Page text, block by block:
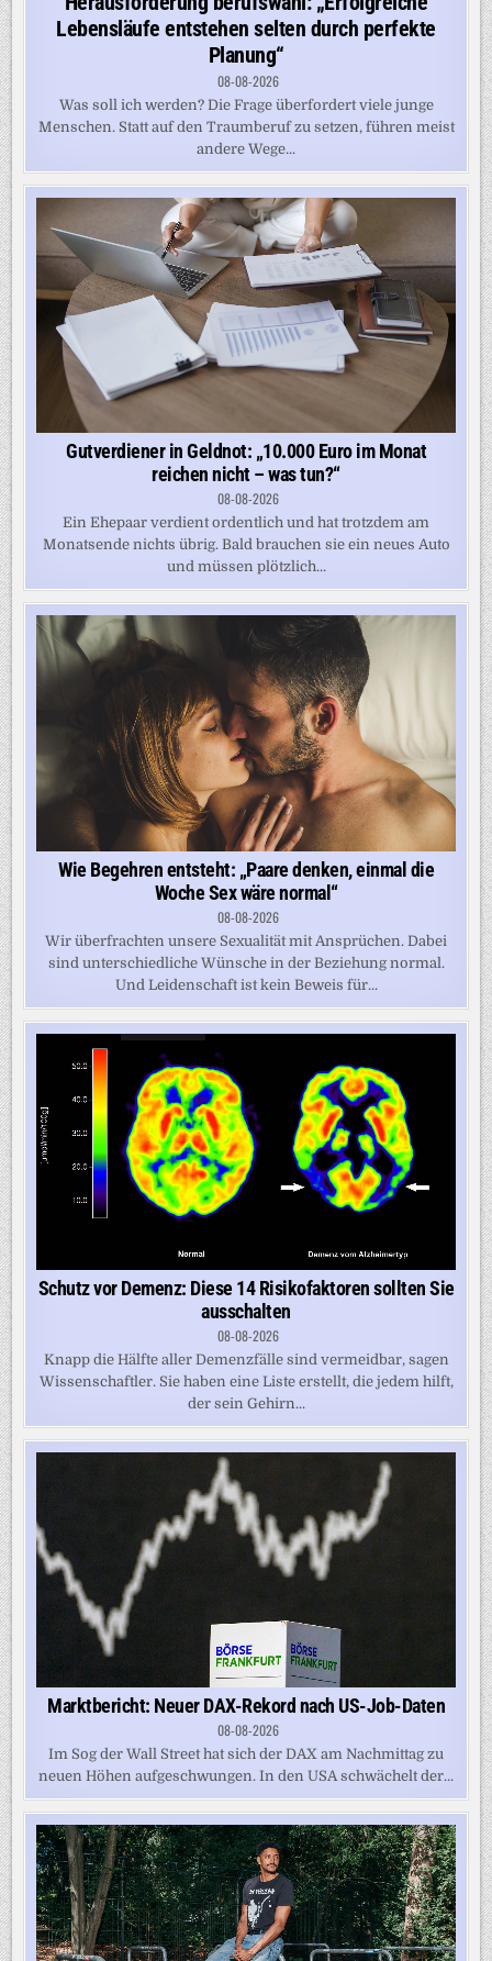
Lebensläufe entstehen selten durch perfekte
Planung“
08-08-2026
Was soll ich werden? Die Frage überfordert viele junge
Menschen. Statt auf den Traumberuf zu setzen, führen meist
andere Wege...
Gutverdiener in Geldnot: „10.000 Euro im Monat
reichen nicht – was tun?“
08-08-2026
Ein Ehepaar verdient ordentlich und hat trotzdem am
Monatsende nichts übrig. Bald brauchen sie ein neues Auto
und müssen plötzlich...
Wie Begehren entsteht: „Paare denken, einmal die
Woche Sex wäre normal“
08-08-2026
Wir überfrachten unsere Sexualität mit Ansprüchen. Dabei
sind unterschiedliche Wünsche in der Beziehung normal.
Und Leidenschaft ist kein Beweis für...
Schutz vor Demenz: Diese 14 Risikofaktoren sollten Sie
ausschalten
08-08-2026
Knapp die Hälfte aller Demenzfälle sind vermeidbar, sagen
Wissenschaftler. Sie haben eine Liste erstellt, die jedem hilft,
der sein Gehirn...
Marktbericht: Neuer DAX-Rekord nach US-Job-Daten
08-08-2026
Im Sog der Wall Street hat sich der DAX am Nachmittag zu
neuen Höhen aufgeschwungen. In den USA schwächelt der...